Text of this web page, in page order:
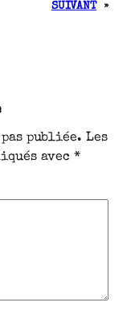
SUIVANT »
publiée. Les
avec*